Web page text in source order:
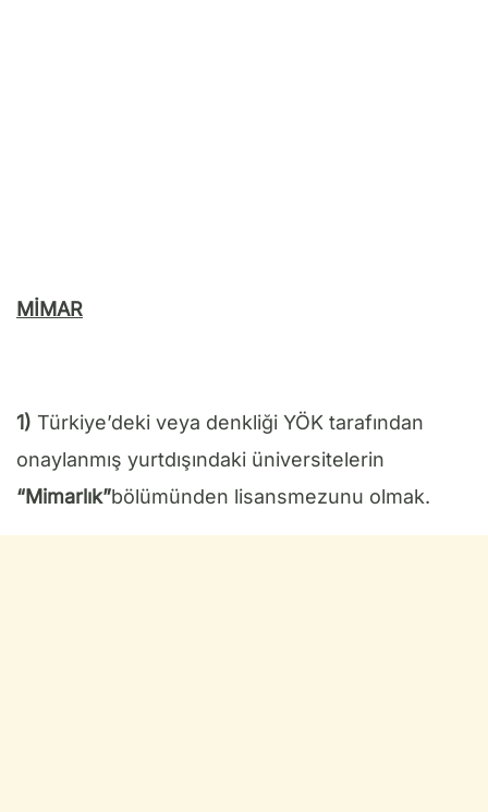
MİMAR
1) Türkiye’deki veya denkliği YÖK tarafından
onaylanmış yurtdışındaki üniversitelerin
“Mimarlık”bölümünden lisansmezunu olmak.